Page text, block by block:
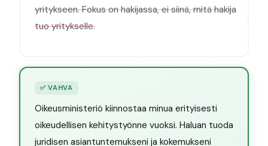
yritykseen. Fokus on hakijassa, ei siinä, mitä hakija
tuo yritykselle.
✅VAHVA
Oikeusministeriö kiinnostaa minua erityisesti
oikeudellisen kehitystyönne vuoksi. Haluan tuoda
juridisen asiantuntemukseni ja kokemukseni